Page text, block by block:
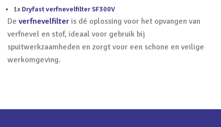
1x Dryfast verfnevelfilter SF300V
De verfnevelfilter is dé oplossing voor het opvangen van
verfnevel en stof, ideaal voor gebruik bij
spuitwerkzaamheden en zorgt voor een schone en veilige
werkomgeving.